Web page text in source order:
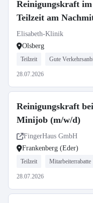
Reinigungskraft
Teilzeit am
Elisabeth-Klinik
Olsberg
Teilzeit Gute
28.07.2026
Reinigungskraft
Minijob (m/w/d)
FingerHaus GmbH
Frankenberg (Eder)
Teilzeit Mitarbeiterrabatte
28.07.2026